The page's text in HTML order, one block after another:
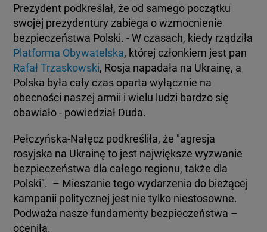
Prezydent podkreślał, że od samego początku
swojej prezydentury zabiega o wzmocnienie
bezpieczeństwa Polski. - W czasach, kiedy rządziła
Platforma Obywatelska, której członkiem jest pan
Rafał Trzaskowski, Rosja napadała na Ukrainę, a
Polska była cały czas oparta wyłącznie na
obecności naszej armii i wielu ludzi bardzo się
obawiało - powiedział Duda.
Pełczyńska-Nałęcz podkreśliła, że "agresja
rosyjska na Ukrainę to jest największe wyzwanie
bezpieczeństwa dla całego regionu, także dla
Polski". – Mieszanie tego wydarzenia do bieżącej
kampanii politycznej jest nie tylko niestosowne.
Podważa nasze fundamenty bezpieczeństwa –
oceniła.